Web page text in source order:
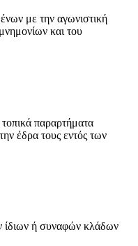
με την αγωνιστική
και του
παραρτήματα
έδρα τους εντός των
ίδιων ή συναφών κλάδων